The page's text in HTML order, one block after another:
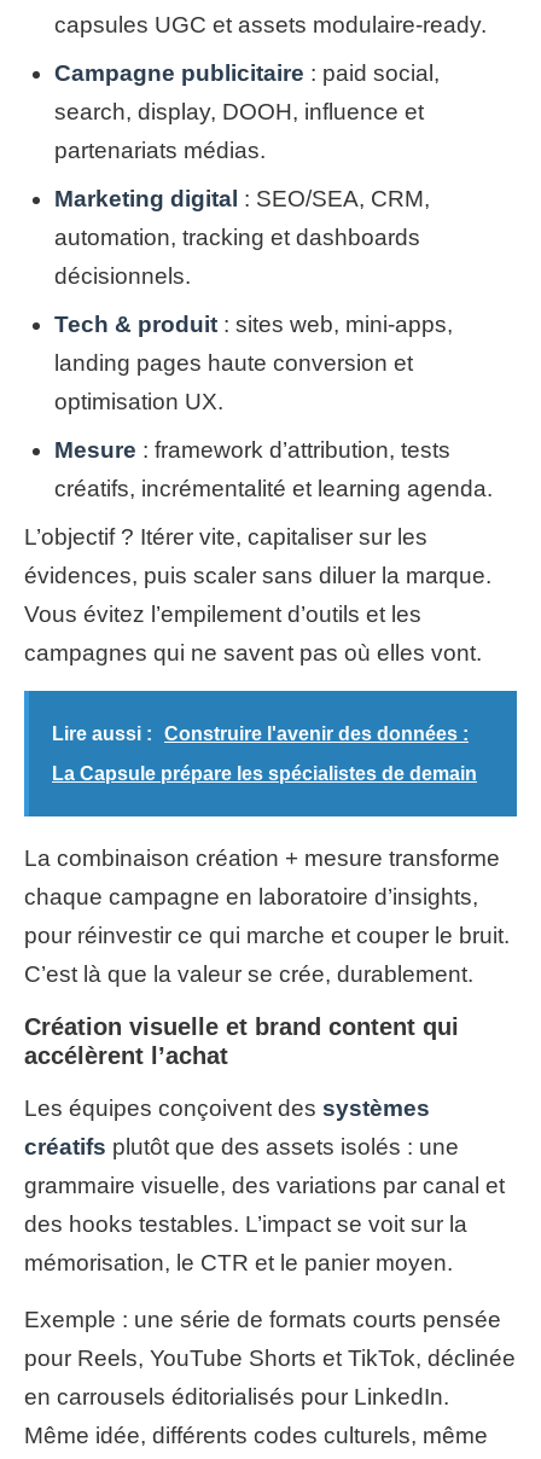
capsules UGC et assets modulaire-ready.
Campagne publicitaire : paid social,
search, display, DOOH, influence et
partenariats médias.
Marketing digital : SEO/SEA, CRM,
automation, tracking et dashboards
décisionnels.
Tech & produit : sites web, mini‑apps,
landing pages haute conversion et
optimisation UX.
Mesure : framework d’attribution, tests
créatifs, incrémentalité et learning agenda.
L’objectif ? Itérer vite, capitaliser sur les
évidences, puis scaler sans diluer la marque.
Vous évitez l’empilement d’outils et les
campagnes qui ne savent pas où elles vont.
Lire aussi :
Construire l'avenir des données :
La Capsule prépare les spécialistes de demain
La combinaison création + mesure transforme
chaque campagne en laboratoire d’insights,
pour réinvestir ce qui marche et couper le bruit.
C’est là que la valeur se crée, durablement.
Création visuelle et brand content qui
accélèrent l’achat
Les équipes conçoivent des systèmes
créatifs plutôt que des assets isolés : une
grammaire visuelle, des variations par canal et
des hooks testables. L’impact se voit sur la
mémorisation, le CTR et le panier moyen.
Exemple : une série de formats courts pensée
pour Reels, YouTube Shorts et TikTok, déclinée
en carrousels éditorialisés pour LinkedIn.
Même idée, différents codes culturels, même